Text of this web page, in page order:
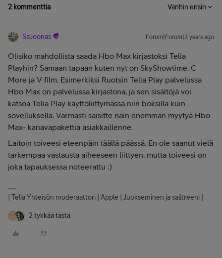
2 kommenttia Vanhin ensin
SaJoonas Forum|Forum|3 years ago
Olisiko mahdollista saada Hbo Max kirjastoksi Telia
Playhin? Samaan tapaan kuten nyt on SkyShowtime, C
More ja V film. Esimerkiksi Ruotsin Telia Play palvelussa
Hbo Max on palvelussa kirjastona, ja sen sisältöjä voi
katsoa Telia Play käyttöliittymässä niin boksilla kuin
sovelluksella. Varmasti saisitte näin enemmän myytyä Hbo
Max- kanavapakettia asiakkaillenne.
Laitoin toiveesi eteenpäin täällä päässä. En ole saanut vielä
tarkempaa vastausta aiheeseen liittyen, mutta toiveesi on
joka tapauksessa noteerattu :)
| Telia Yhteisön moderaattori | Apple | Juokseminen ja salitreeni |
J 2 tykkää tästä